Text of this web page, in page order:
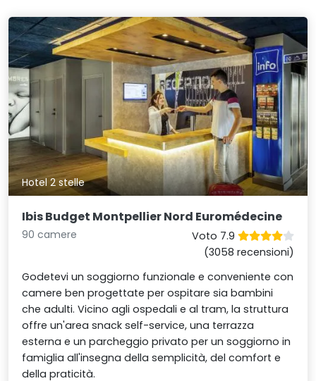
Hotel 2 stelle
Ibis Budget Montpellier Nord Euromédecine
90 camere
Voto 7.9
(3058 recensioni)
Godetevi un soggiorno funzionale e conveniente con
camere ben progettate per ospitare sia bambini
che adulti. Vicino agli ospedali e al tram, la struttura
offre un'area snack self-service, una terrazza
esterna e un parcheggio privato per un soggiorno in
famiglia all'insegna della semplicità, del comfort e
della praticità.